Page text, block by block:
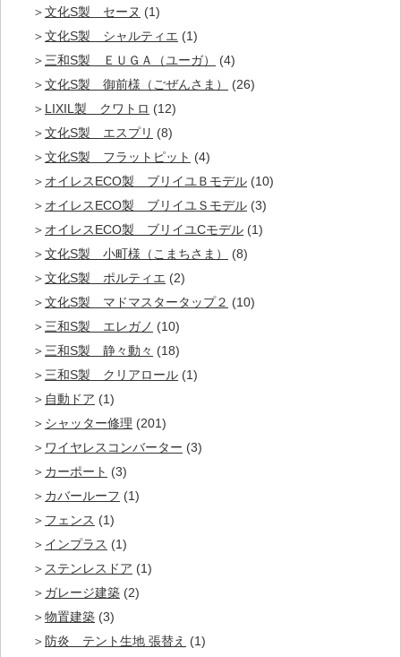
文化S製 セーヌ (1)
文化S製 シャルティエ (1)
三和S製 ＥＵＧＡ（ユーガ）
(4)
文化S製 御前様（ごぜんさま）
(26)
LIXIL製 クワトロ (12)
文化S製 エスプリ (8)
文化S製 フラットピット (4)
オイレスECO製 ブリイユＢモデル (10)
オイレスECO製 ブリイユＳモデル (3)
オイレスECO製 ブリイユCモデル (1)
文化S製 小町様（こまちさま）
(8)
文化S製 ポルティエ (2)
文化S製 マドマスタータップ２ (10)
三和S製 エレガノ (10)
三和S製 静々動々 (18)
三和S製 クリアロール (1)
自動ドア (1)
シャッター修理 (201)
ワイヤレスコンバーター (3)
カーポート (3)
カバールーフ (1)
フェンス (1)
インプラス (1)
ステンレスドア (1)
ガレージ建築 (2)
物置建築 (3)
防炎 テント生地 張替え (1)